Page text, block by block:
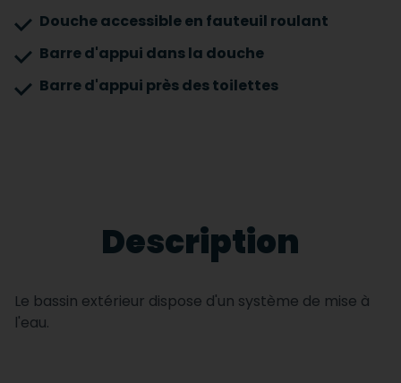
Douche accessible en fauteuil roulant
Barre d'appui dans la douche
Barre d'appui près des toilettes
Description
Le bassin extérieur dispose d'un système de mise à
l'eau.